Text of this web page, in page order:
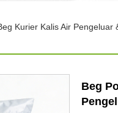
Kurier Kalis Air Pengeluar
Beg